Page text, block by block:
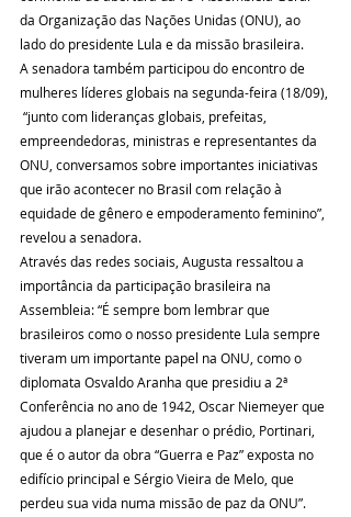
da Organização das Nações Unidas (ONU), ao
lado do presidente Lula e da missão brasileira.
A senadora também participou do encontro de
mulheres líderes globais na segunda-feira (18/09),
“junto com lideranças globais, prefeitas,
empreendedoras, ministras e representantes da
ONU, conversamos sobre importantes iniciativas
que irão acontecer no Brasil com relação à
equidade de gênero e empoderamento feminino”,
revelou a senadora.
Através das redes sociais, Augusta ressaltou a
importância da participação brasileira na
Assembleia: “É sempre bom lembrar que
brasileiros como o nosso presidente Lula sempre
tiveram um importante papel na ONU, como o
diplomata Osvaldo Aranha que presidiu a 2ª
Conferência no ano de 1942, Oscar Niemeyer que
ajudou a planejar e desenhar o prédio, Portinari,
que é o autor da obra “Guerra e Paz” exposta no
edifício principal e Sérgio Vieira de Melo, que
perdeu sua vida numa missão de paz da ONU”.